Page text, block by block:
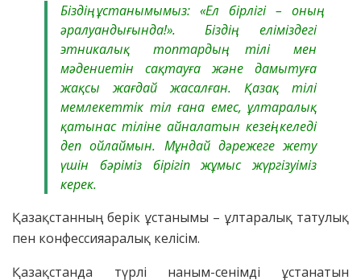
Біздің ұстанымымыз: «Ел бірлігі – оның
әралуандығында!». Біздің еліміздегі
этникалық топтардың тілі мен
мәдениетін сақтауға және дамытуға
жақсы жағдай жасалған. Қазақ тілі
мемлекеттік тіл ғана емес, ұлтаралық
қатынас тіліне айналатын кезеңі келеді
деп ойлаймын. Мұндай дәрежеге жету
үшін бәріміз бірігіп жұмыс жүргізуіміз
керек.
Қазақстанның берік ұстанымы – ұлтаралық татулық
пен конфессияаралық келісім.
Қазақстанда түрлі наным-сенімді ұстанатын